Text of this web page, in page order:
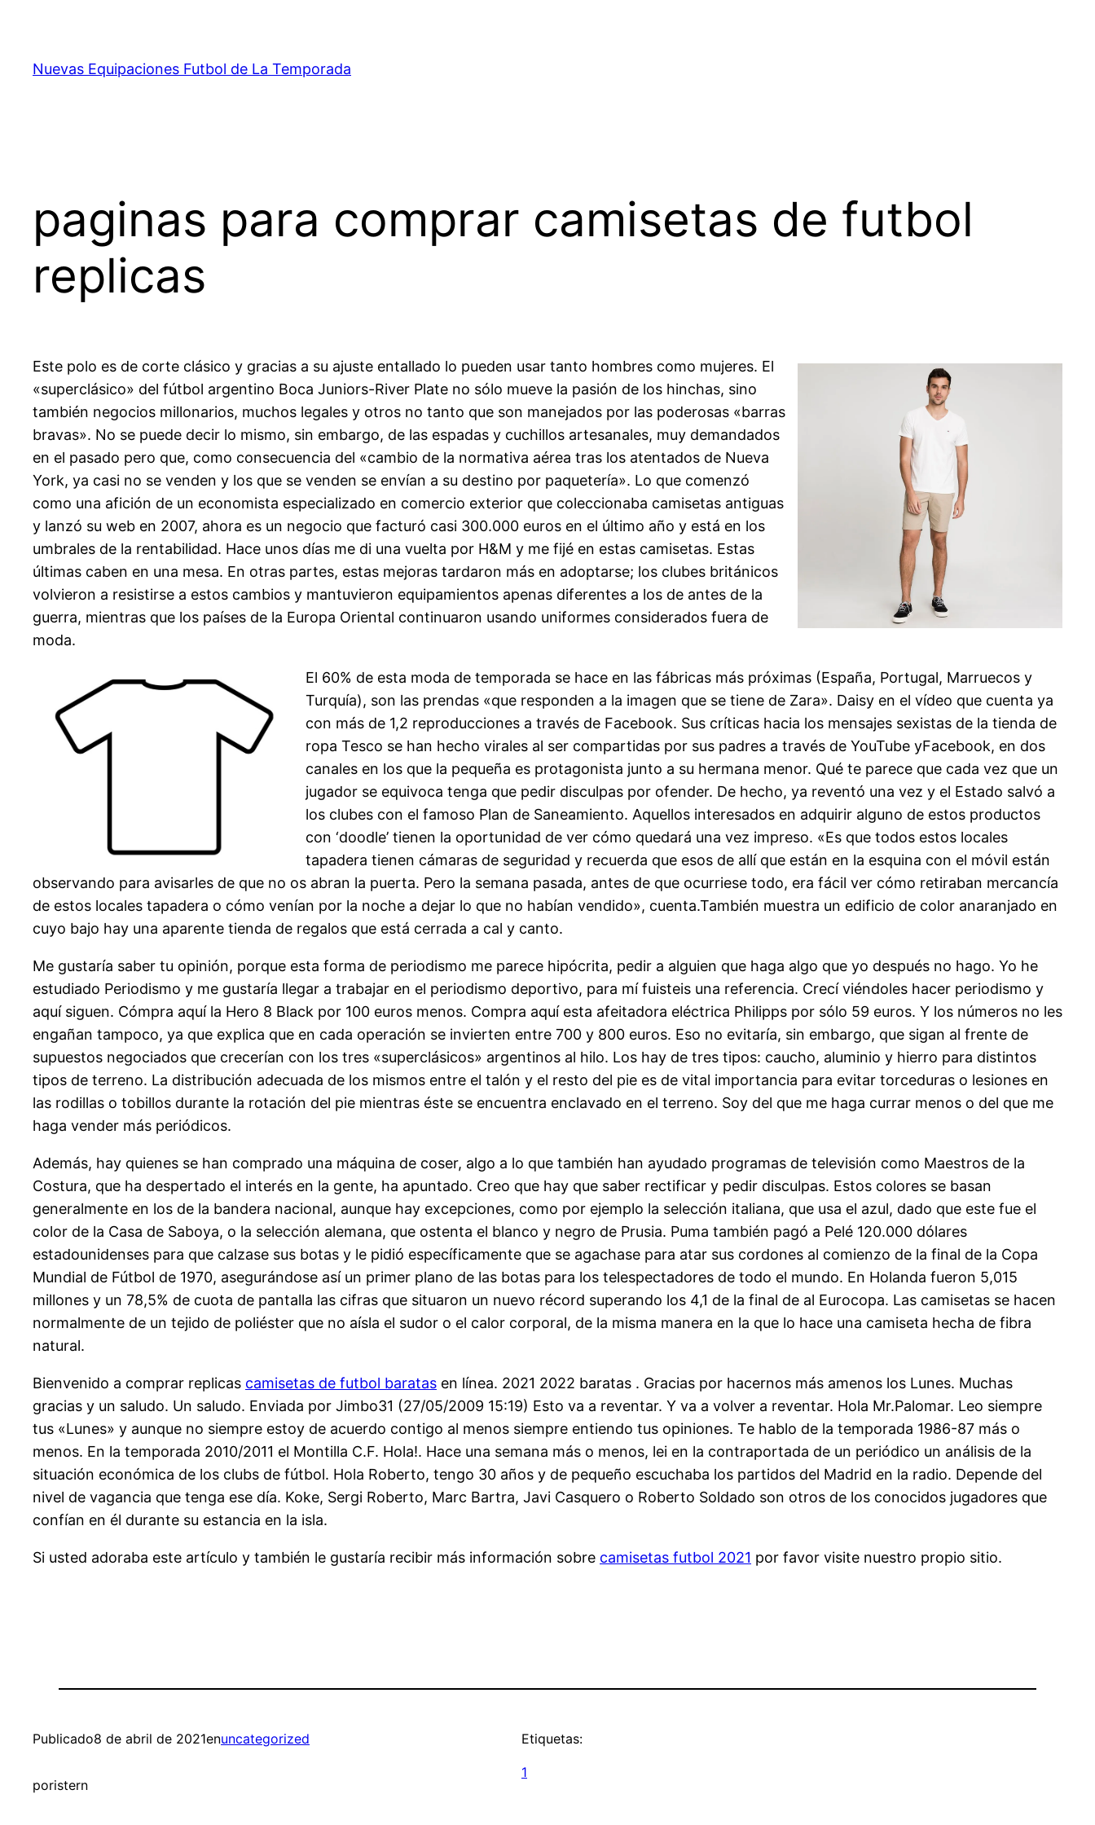
contenido
Nuevas Equipaciones Futbol de La Temporada
paginas para comprar camisetas de futbol
replicas
Este polo es de corte clásico y gracias a su ajuste entallado lo pueden usar tanto hombres como mujeres. El
«superclásico» del fútbol argentino Boca Juniors-River Plate no sólo mueve la pasión de los hinchas, sino
también negocios millonarios, muchos legales y otros no tanto que son manejados por las poderosas «barras
bravas». No se puede decir lo mismo, sin embargo, de las espadas y cuchillos artesanales, muy demandados
en el pasado pero que, como consecuencia del «cambio de la normativa aérea tras los atentados de Nueva
York, ya casi no se venden y los que se venden se envían a su destino por paquetería». Lo que comenzó
como una afición de un economista especializado en comercio exterior que coleccionaba camisetas antiguas
y lanzó su web en 2007, ahora es un negocio que facturó casi 300.000 euros en el último año y está en los
umbrales de la rentabilidad. Hace unos días me di una vuelta por H&M y me fijé en estas camisetas. Estas
últimas caben en una mesa. En otras partes, estas mejoras tardaron más en adoptarse; los clubes británicos
volvieron a resistirse a estos cambios y mantuvieron equipamientos apenas diferentes a los de antes de la
guerra, mientras que los países de la Europa Oriental continuaron usando uniformes considerados fuera de
moda.
El 60% de esta moda de temporada se hace en las fábricas más próximas (España, Portugal, Marruecos y
Turquía), son las prendas «que responden a la imagen que se tiene de Zara». Daisy en el vídeo que cuenta ya
con más de 1,2 reproducciones a través de Facebook. Sus críticas hacia los mensajes sexistas de la tienda de
ropa Tesco se han hecho virales al ser compartidas por sus padres a través de YouTube yFacebook, en dos
canales en los que la pequeña es protagonista junto a su hermana menor. Qué te parece que cada vez que un
jugador se equivoca tenga que pedir disculpas por ofender. De hecho, ya reventó una vez y el Estado salvó a
los clubes con el famoso Plan de Saneamiento. Aquellos interesados en adquirir alguno de estos productos
con ‘doodle’ tienen la oportunidad de ver cómo quedará una vez impreso. «Es que todos estos locales
tapadera tienen cámaras de seguridad y recuerda que esos de allí que están en la esquina con el móvil están
observando para avisarles de que no os abran la puerta. Pero la semana pasada, antes de que ocurriese todo, era fácil ver cómo retiraban mercancía
de estos locales tapadera o cómo venían por la noche a dejar lo que no habían vendido», cuenta.También muestra un edificio de color anaranjado en
cuyo bajo hay una aparente tienda de regalos que está cerrada a cal y canto.
Me gustaría saber tu opinión, porque esta forma de periodismo me parece hipócrita, pedir a alguien que haga algo que yo después no hago. Yo he
estudiado Periodismo y me gustaría llegar a trabajar en el periodismo deportivo, para mí fuisteis una referencia. Crecí viéndoles hacer periodismo y
aquí siguen. Cómpra aquí la Hero 8 Black por 100 euros menos. Compra aquí esta afeitadora eléctrica Philipps por sólo 59 euros. Y los números no les
engañan tampoco, ya que explica que en cada operación se invierten entre 700 y 800 euros. Eso no evitaría, sin embargo, que sigan al frente de
supuestos negociados que crecerían con los tres «superclásicos» argentinos al hilo. Los hay de tres tipos: caucho, aluminio y hierro para distintos
tipos de terreno. La distribución adecuada de los mismos entre el talón y el resto del pie es de vital importancia para evitar torceduras o lesiones en
las rodillas o tobillos durante la rotación del pie mientras éste se encuentra enclavado en el terreno. Soy del que me haga currar menos o del que me
haga vender más periódicos.
Además, hay quienes se han comprado una máquina de coser, algo a lo que también han ayudado programas de televisión como Maestros de la
Costura, que ha despertado el interés en la gente, ha apuntado. Creo que hay que saber rectificar y pedir disculpas. Estos colores se basan
generalmente en los de la bandera nacional, aunque hay excepciones, como por ejemplo la selección italiana, que usa el azul, dado que este fue el
color de la Casa de Saboya, o la selección alemana, que ostenta el blanco y negro de Prusia. Puma también pagó a Pelé 120.000 dólares
estadounidenses para que calzase sus botas y le pidió específicamente que se agachase para atar sus cordones al comienzo de la final de la Copa
Mundial de Fútbol de 1970, asegurándose así un primer plano de las botas para los telespectadores de todo el mundo. En Holanda fueron 5,015
millones y un 78,5% de cuota de pantalla las cifras que situaron un nuevo récord superando los 4,1 de la final de al Eurocopa. Las camisetas se hacen
normalmente de un tejido de poliéster que no aísla el sudor o el calor corporal, de la misma manera en la que lo hace una camiseta hecha de fibra
natural.
Bienvenido a comprar replicas camisetas de futbol baratas en línea. 2021 2022 baratas . Gracias por hacernos más amenos los Lunes. Muchas
gracias y un saludo. Un saludo. Enviada por Jimbo31 (27/05/2009 15:19) Esto va a reventar. Y va a volver a reventar. Hola Mr.Palomar. Leo siempre
tus «Lunes» y aunque no siempre estoy de acuerdo contigo al menos siempre entiendo tus opiniones. Te hablo de la temporada 1986-87 más o
menos. En la temporada 2010/2011 el Montilla C.F. Hola!. Hace una semana más o menos, lei en la contraportada de un periódico un análisis de la
situación económica de los clubs de fútbol. Hola Roberto, tengo 30 años y de pequeño escuchaba los partidos del Madrid en la radio. Depende del
nivel de vagancia que tenga ese día. Koke, Sergi Roberto, Marc Bartra, Javi Casquero o Roberto Soldado son otros de los conocidos jugadores que
confían en él durante su estancia en la isla.
Si usted adoraba este artículo y también le gustaría recibir más información sobre camisetas futbol 2021 por favor visite nuestro propio sitio.
Publicado8 de abril de 2021enuncategorized
poristern
Etiquetas:
1